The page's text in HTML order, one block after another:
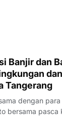
Banjir dan
Tangerang
dengan
bersama pasca